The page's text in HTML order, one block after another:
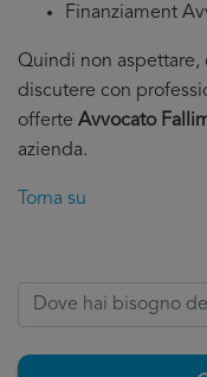
Finanziament
Quindi non
discutere con
offerte Avvocato
azienda.
Torna su